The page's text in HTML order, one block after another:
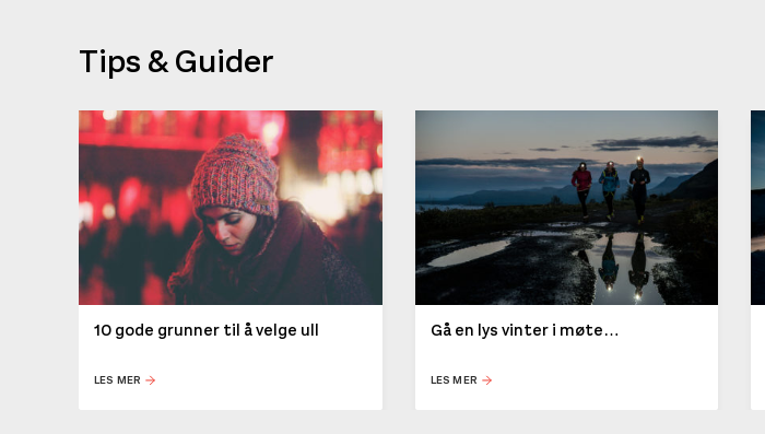
Tips & Guider
10 gode grunner til å velge ull
LES MER
Gå en lys vinter i møte…
LES MER